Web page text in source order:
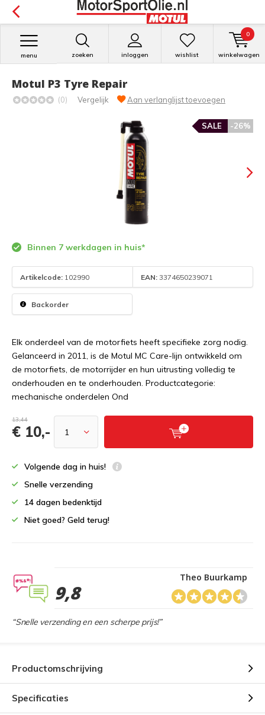
zoeken inloggen
menu wishlist winkelwagen
0
Motul P3 Tyre Repair
(0) Vergelijk Aan verlanglijst toevoegen
-26%
SALE
Binnen 7 werkdagen in huis*
Artikelcode: 102990 EAN: 3374650239071
Backorder
Elk onderdeel van de motorfiets heeft specifieke zorg nodig.
Gelanceerd in 2011, is de Motul MC Care-lijn ontwikkeld om
de motorfiets, de motorrijder en hun uitrusting volledig te
onderhouden en te onderhouden. Productcategorie:
mechanische onderdelen Ond
13,44
€ 10,-
Volgende dag in huis!
Snelle verzending
14 dagen bedenktijd
Niet goed? Geld terug!
9,8
Theo Buurkamp
“Snelle verzending en een scherpe prijs!”
Productomschrijving
Specificaties